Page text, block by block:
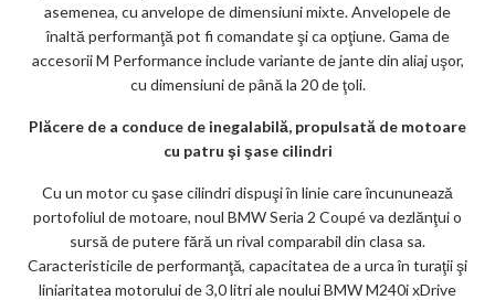
asemenea, cu anvelope de dimensiuni mixte. Anvelopele de
înaltă performanţă pot fi comandate şi ca opţiune. Gama de
accesorii M Performance include variante de jante din aliaj uşor,
cu dimensiuni de până la 20 de ţoli.
Plăcere de a conduce de inegalabilă, propulsată de motoare
cu patru şi şase cilindri
Cu un motor cu şase cilindri dispuşi în linie care încununează
portofoliul de motoare, noul BMW Seria 2 Coupé va dezlănţui o
sursă de putere fără un rival comparabil din clasa sa.
Caracteristicile de performanţă, capacitatea de a urca în turaţii şi
liniaritatea motorului de 3,0 litri ale noului BMW M240i xDrive